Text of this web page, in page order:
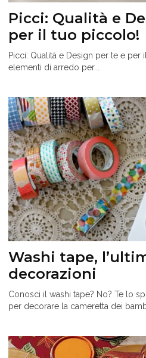
Picci: Qualità e
per il tuo piccolo!
Picci: Qualità e Design per te e
elementi di arredo per...
Washi tape,
decorazioni
Conosci il washi tape? No? Te lo
per decorare la cameretta dei